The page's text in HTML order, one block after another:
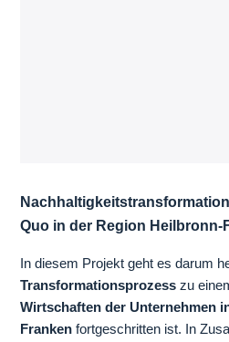
Quo in der Region Heilbronn-
In diesem Projekt geht es darum
Transformationsprozesszu
Wirtschaften der Unternehmen
Franken fortgeschritten ist. In